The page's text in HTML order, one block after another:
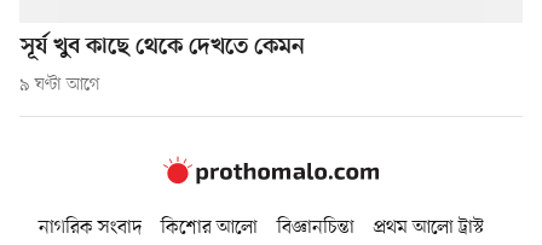
সূর্য খুব কাছে থেকে দেখতে কেমন
৯ ঘণ্টা আগে
নাগরিক সংবাদ কিশোর আলো বিজ্ঞানচিন্তা
প্রথম আলো ট্রাস্ট